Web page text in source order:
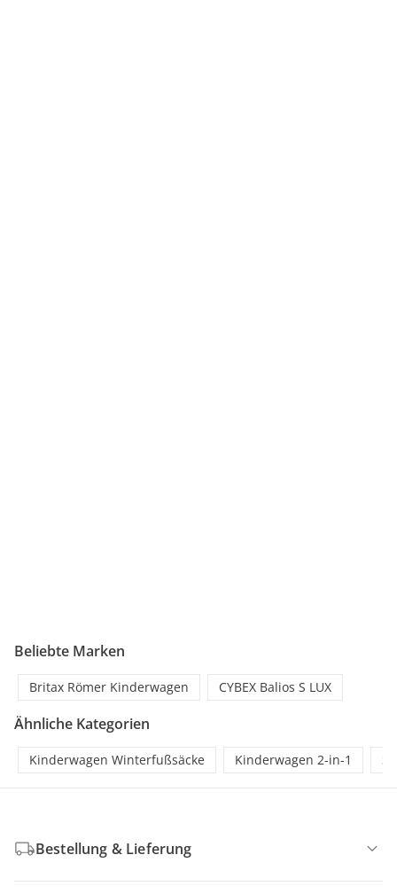
Beliebte Marken
Britax Römer Kinderwagen CYBEX Balios S LUX
Ähnliche Kategorien
Kinderwagen Winterfußsäcke Kinderwagen 2-in-1
Bestellung & Lieferung